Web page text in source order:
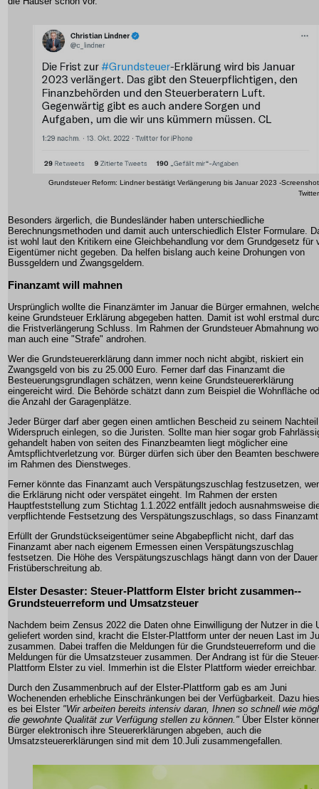
Grundsteuer Reform: Lindner bestätigt Verlängerung bis Januar 2023 -Screenshot
Twitter
Besonders ärgerlich, die Bundesländer haben unterschiedliche
Berechnungsmethoden und damit auch unterschiedlich Elster Formulare.
ist wohl laut den Kritikern eine Gleichbehandlung vor dem Grundgesetz für
Eigentümer nicht gegeben. Da helfen bislang auch keine Drohungen von
Bussgeldern und Zwangsgeldern.
Finanzamt will mahnen
Ursprünglich wollte die Finanzämter im Januar die Bürger ermahnen,
keine Grundsteuer Erklärung abgegeben hatten. Damit ist wohl erstmal
die Fristverlängerung Schluss. Im Rahmen der Grundsteuer Abmahnung
man auch eine "Strafe" androhen.
Wer die Grundsteuererklärung dann immer noch nicht abgibt, riskiert ein
Zwangsgeld von bis zu 25.000 Euro. Ferner darf das Finanzamt die
Besteuerungsgrundlagen schätzen, wenn keine Grundsteuererklärung
eingereicht wird. Die Behörde schätzt dann zum Beispiel die Wohnfläche
die Anzahl der Garagenplätze.
Jeder Bürger darf aber gegen einen amtlichen Bescheid zu seinem Nachteil
Widerspruch einlegen, so die Juristen. Sollte man hier sogar grob
gehandelt haben von seiten des Finanzbeamten liegt möglicher eine
Amtspflichtverletzung vor. Bürger dürfen sich über den Beamten
im Rahmen des Dienstweges.
Ferner könnte das Finanzamt auch Verspätungszuschlag festzusetzen,
die Erklärung nicht oder verspätet eingeht. Im Rahmen der ersten
Hauptfeststellung zum Stichtag 1.1.2022 entfällt jedoch ausnahmsweise
verpflichtende Festsetzung des Verspätungszuschlags, so dass
Erfüllt der Grundstückseigentümer seine Abgabepflicht nicht, darf das
Finanzamt aber nach eigenem Ermessen einen Verspätungszuschlag
festsetzen. Die Höhe des Verspätungszuschlags hängt dann von der
Fristüberschreitung ab.
Elster Desaster: Steuer-Plattform Elster bricht zusammen--
Grundsteuerreform und Umsatzsteuer
Nachdem beim Zensus 2022 die Daten ohne Einwilligung der Nutzer in die
geliefert worden sind, kracht die Elster-Plattform unter der neuen Last im
zusammen. Dabei traffen die Meldungen für die Grundsteuerreform und die
Meldungen für die Umsatzsteuer zusammen. Der Andrang ist für die
Plattform Elster zu viel. Immerhin ist die Elster Plattform wieder erreichbar.
Durch den Zusammenbruch auf der Elster-Plattform gab es am Juni
Wochenenden erhebliche Einschränkungen bei der Verfügbarkeit. Dazu
es bei Elster "Wir arbeiten bereits intensiv daran, Ihnen so schnell wie
die gewohnte Qualität zur Verfügung stellen zu können." Über Elster
Bürger elektronisch ihre Steuererklärungen abgeben, auch die
Umsatzsteuererklärungen sind mit dem 10.Juli zusammengefallen.